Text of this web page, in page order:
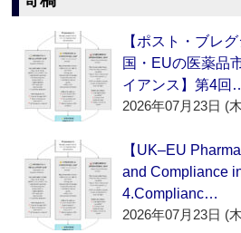
【ポスト・ブレ
国・EUの医薬品
イアンス】第4回
2026年07月23日 (
【UK–EU
and Compliance
4.Complianc…
2026年07月23日 (